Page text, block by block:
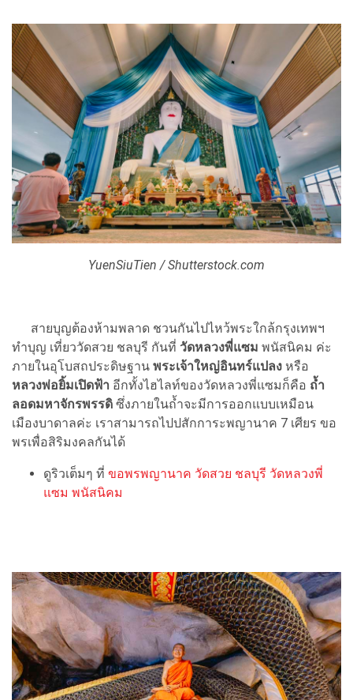
YuenSiuTien / Shutterstock.com
สายบุญต้องห้ามพลาด ชวนกันไปไหว้พระใกล้กรุงเทพฯ
ทำบุญ เที่ยววัดสวย ชลบุรี กันที่ วัดหลวงพี่แซม พนัสนิคม ค่ะ
ภายในอุโบสถประดิษฐาน พระเจ้าใหญ่อินทร์แปลง หรือ
หลวงพ่อยิ้มเปิดฟ้า อีกทั้งไฮไลท์ของวัดหลวงพี่แซมก็คือ ถ้ำ
ลอดมหาจักรพรรดิ ซึ่งภายในถ้ำจะมีการออกแบบเหมือน
เมืองบาดาลค่ะ เราสามารถไปปสักการะพญานาค 7 เศียร ขอ
พรเพื่อสิริมงคลกันได้
ดูริวเต็มๆ ที่ ขอพรพญานาค วัดสวย ชลบุรี วัดหลวงพี่
แซม พนัสนิคม